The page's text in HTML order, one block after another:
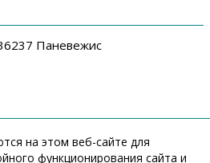
Паневежис
на этом веб-сайте для
функционирования сайта и